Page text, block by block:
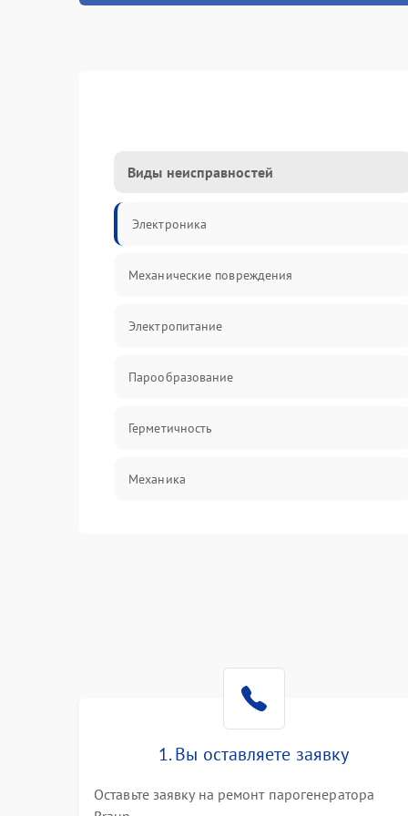
Виды неисправностей
Электроника
Механические повреждения
Электропитание
Парообразование
Герметичность
Механика
1. Вы оставляете заявку
Оставьте заявку на ремонт парогенератора